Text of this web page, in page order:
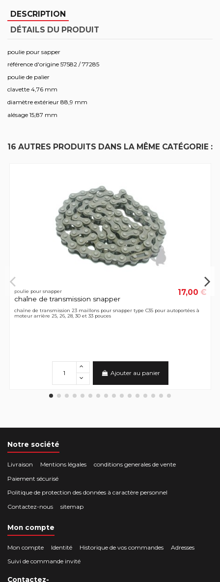
DESCRIPTION
DÉTAILS DU PRODUIT
poulie pour sapper
référence d'origine 57582 / 77285
poulie de palier
clavette 4,76 mm
diamètre extérieur 88,9 mm
alésage 15,87 mm
16 AUTRES PRODUITS DANS LA MÊME CATÉGORIE :
poulie pour snapper
chaîne de transmission snapper
17,00 €
chaîne de transmission 23 maillons pour snapper type C35 pour autoportées à
moteur arrière 25, 26, 28, 30 et 33 pouces
Ajouter au panier
Notre société
Livraison Mentions légales
conditions generales de vente
Paiement sécurisé
Politique de protection des données à caractère personnel
Contactez-nous
sitemap
Mon compte
Mon compte Identité Historique de vos commandes
Adresses
Suivi de commande invité
Contactez-